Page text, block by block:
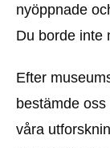
nyöppnade
Du borde inte
Efter
bestämde
våra